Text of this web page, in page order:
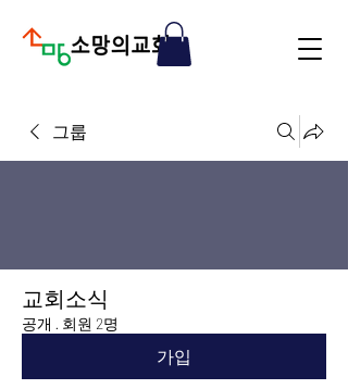
그룹
교회소식
공개 · 회원 2명
가입